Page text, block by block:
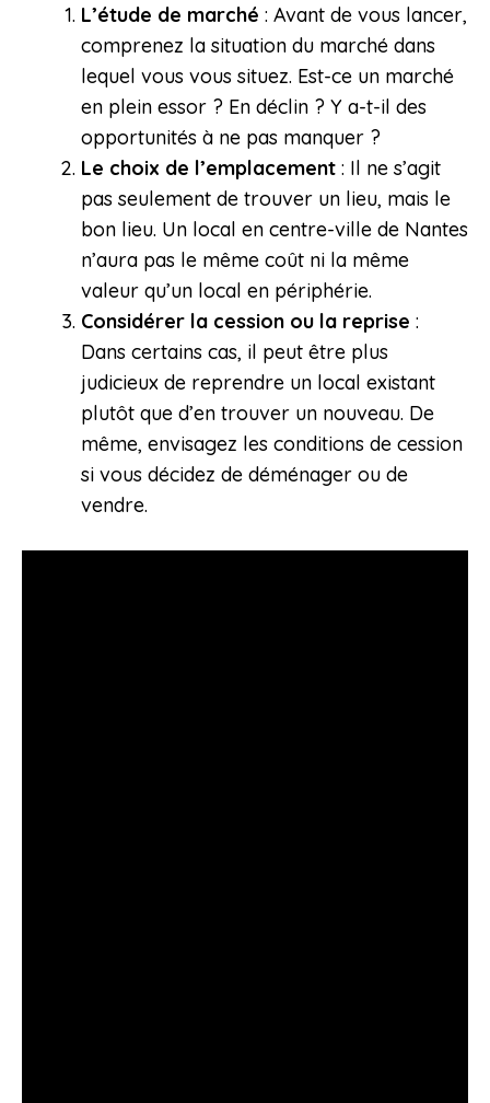
L’étude de marché : Avant de vous lancer,
comprenez la situation du marché dans
lequel vous vous situez. Est-ce un marché
en plein essor ? En déclin ? Y a-t-il des
opportunités à ne pas manquer ?
Le choix de l’emplacement : Il ne s’agit
pas seulement de trouver un lieu, mais le
bon lieu. Un local en centre-ville de Nantes
n’aura pas le même coût ni la même
valeur qu’un local en périphérie.
Considérer la cession ou la reprise :
Dans certains cas, il peut être plus
judicieux de reprendre un local existant
plutôt que d’en trouver un nouveau. De
même, envisagez les conditions de cession
si vous décidez de déménager ou de
vendre.